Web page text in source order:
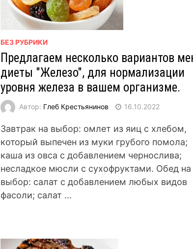
БЕЗ РУБРИКИ
Предлагаем несколько вариантов
диеты "Железо", для нормализации
уровня железа в вашем организме.
Автор: Глеб Крестьянинов 16.10.2022
Завтрак на выбор: омлет из яиц с хлебом,
который выпечен из муки грубого помола;
каша из овса с добавлением чернослива;
несладкое мюсли с сухофруктами. Обед на
выбор: салат с добавлением любых видов
фасоли; салат ...